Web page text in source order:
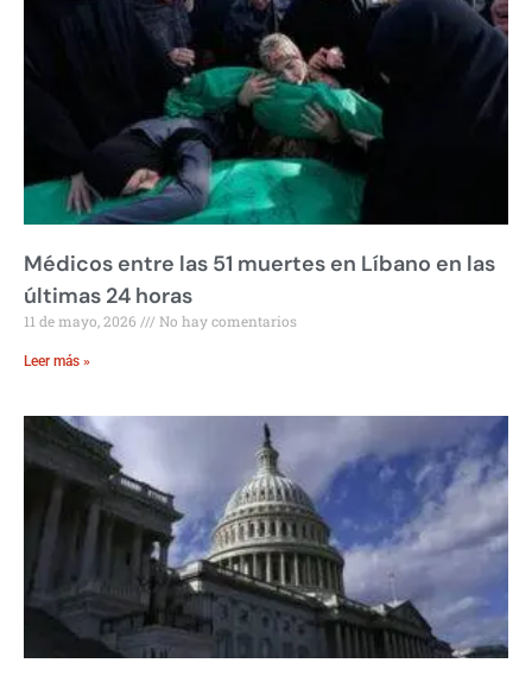
Médicos entre las 51 muertes en Líbano en las
últimas 24 horas
11 de mayo, 2026 No hay comentarios
Leer más »